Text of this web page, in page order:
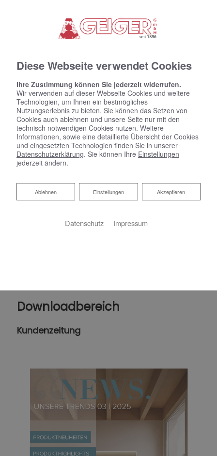
SANITÄRE ANLAGEN
BLECHNEREI
GASINSTALLATIONEN
Downloadbereich
Kundenzeitung
Diese Webseite verwendet Cookies
Ihre Zustimmung können Sie jederzeit widerrufen.
Wir verwenden auf dieser Webseite Cookies und weitere
Technologien, um Ihnen ein bestmögliches
Nutzungserlebnis zu bieten. Sie können das Setzen von
Cookies auch ablehnen und unsere Seite nur mit den
technisch notwendigen Cookies nutzen. Weitere
Informationen, sowie eine detaillierte Übersicht der Cookies
und eingesetzten Technologien finden Sie in unserer
Datenschutzerklärung. Sie können Ihre Einstellungen
jederzeit ändern.
Akzeptieren
Einstellungen
Ablehnen
Ablehnen
Datenschutz Impressum